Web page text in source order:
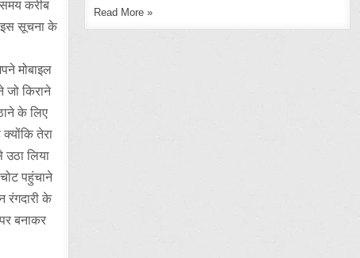
समय करीब
इस सूचना के
मोबाइल
किराने
के लिए
तेरा
उठा लिया
पहुंचाने
रंगदारी के
बनाकर
Read More »